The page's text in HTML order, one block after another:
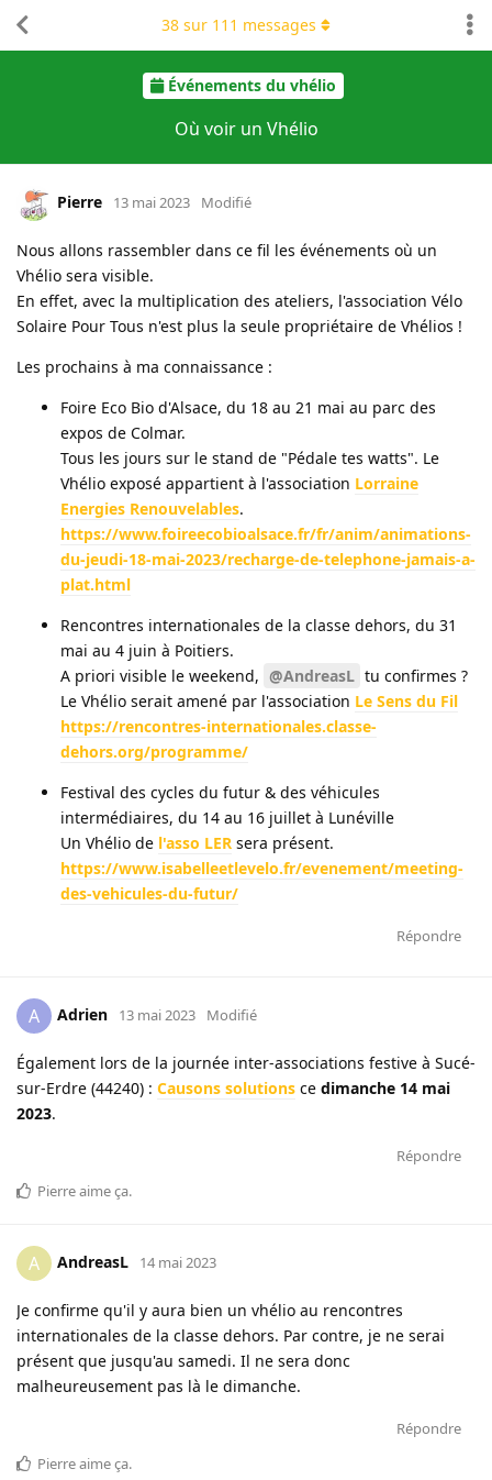
Événements du vhélio
Où voir un Vhélio
38 sur 111 messages
Pierre 13 mai 2023 Modifié
Nous allons rassembler dans ce fil les événements où un
Vhélio sera visible.
En effet, avec la multiplication des ateliers, l'association Vélo
Solaire Pour Tous n'est plus la seule propriétaire de Vhélios !
Les prochains à ma connaissance :
Foire Eco Bio d'Alsace, du 18 au 21 mai au parc des
expos de Colmar.
Tous les jours sur le stand de "Pédale tes watts". Le
Vhélio exposé appartient à l'association Lorraine
Energies Renouvelables.
https://www.foireecobioalsace.fr/fr/anim/animations-
du-jeudi-18-mai-2023/recharge-de-telephone-jamais-a-
plat.html
Rencontres internationales de la classe dehors, du 31
mai au 4 juin à Poitiers.
A priori visible le weekend, @AndreasL tu confirmes ?
Le Vhélio serait amené par l'association Le Sens du Fil
https://rencontres-internationales.classe-
dehors.org/programme/
Festival des cycles du futur & des véhicules
intermédiaires, du 14 au 16 juillet à Lunéville
Un Vhélio de l'asso LER sera présent.
https://www.isabelleetlevelo.fr/evenement/meeting-
des-vehicules-du-futur/
Répondre
A Adrien 13 mai 2023 Modifié
Également lors de la journée inter-associations festive à Sucé-
sur-Erdre (44240) : Causons solutions ce dimanche 14 mai
2023.
Répondre
Pierreaime ça.
A AndreasL 14 mai 2023
Je confirme qu'il y aura bien un vhélio au rencontres
internationales de la classe dehors. Par contre, je ne serai
présent que jusqu'au samedi. Il ne sera donc
malheureusement pas là le dimanche.
Répondre
Pierreaime ça.